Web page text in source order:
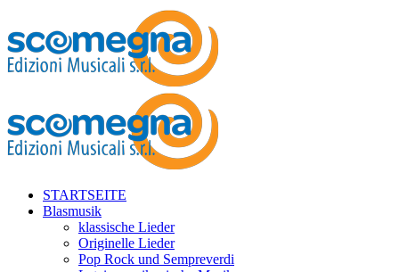
STARTSEITE
Blasmusik
klassische Lieder
Originelle Lieder
Pop Rock und Sempreverdi